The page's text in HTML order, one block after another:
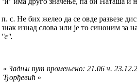
п. с. Не бих желео да се овде развезе
знак изнад слова или је то синоним
''е''.
« Задњи пут промењено: 21.06 ч.
Ђорђевић »